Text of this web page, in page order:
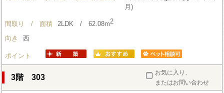
月)
間取り / 面積 2LDK / 62.08m2
向き 西
ポイント
お気に入り、
またはお問い合わせ
3階 303